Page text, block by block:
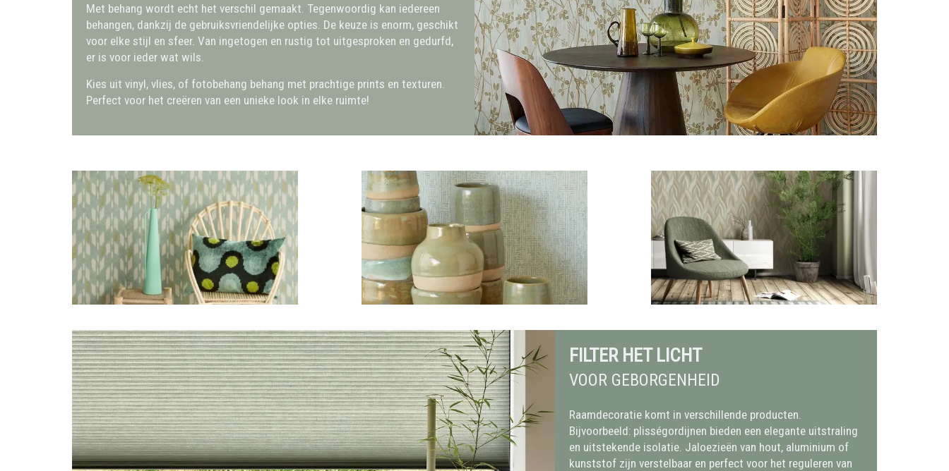
Met behang wordt echt het verschil gemaakt. Tegenwoordig kan iedereen
behangen, dankzij de gebruiksvriendelijke opties. De keuze is enorm, geschikt
voor elke stijl en sfeer. Van ingetogen en rustig tot uitgesproken en gedurfd,
er is voor ieder wat wils.
Kies uit vinyl, vlies, of fotobehang behang met prachtige prints en texturen.
Perfect voor het creëren van een unieke look in elke ruimte!
FILTER HET LICHT
VOOR GEBORGENHEID
Raamdecoratie komt in verschillende producten.
Bijvoorbeeld: plisségordijnen bieden een elegante uitstraling
en uitstekende isolatie. Jaloezieën van hout, aluminium of
kunststof zijn verstelbaar en perfect voor het reguleren van